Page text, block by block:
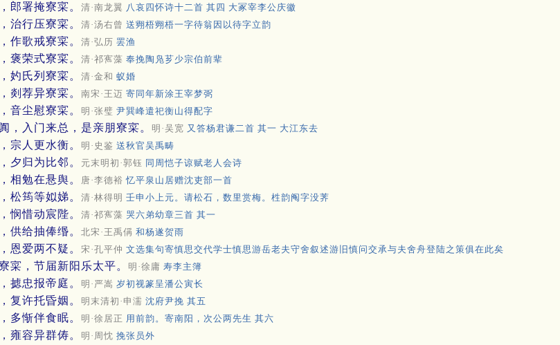
郎署掩寮寀。 清·南龙翼 八哀四怀诗十二首 其四 大冢宰李公庆徽
治行压寮寀。 清·汤右曾 送翙梧翙梧一字待翁因以待字立韵
作歌戒寮寀。 清·弘历 罢渔
褒荣式寮寀。 清·祁寯藻 奉挽陶凫芗少宗伯前辈
妁氏列寮寀。 清·金和 蚁婚
剡荐异寮寀。 南宋·王迈 寄同年新涂王宰梦弼
音尘慰寮寀。 明·张璧 尹巽峰遣祀衡山得配字
，入门来总，是亲朋寮寀。 明·吴宽 又答杨君谦二首 其一 大江东去
宗人更水衡。 明·史鉴 送秋官吴禹畴
夕归为比邻。 元末明初·郭钰 同周恺子谅赋老人会诗
相勉在悬舆。 唐·李德裕忆平泉山居赠沈吏部一首
松筠等姒娣。 清·林得明 壬申小上元。请松石，数里赏梅。栍韵阄字没荠
悯惜动宸陛。 清·祁寯藻 哭六弟幼章三首 其一
供给抽俸缗。 北宋·王禹偁 和杨遂贺雨
恩爱两不疑。 宋·孔平仲 文选集句寄慎思交代学士慎思游岳老夫守舍叙述游旧慎问交承与夫舍舟登陆之策俱在此矣
寀，节届新阳乐太平。 明·徐庸 寿李主簿
摅忠报帝庭。 明·严嵩 岁初视篆呈潘公寅长
复许托昏姻。 明末清初·申濡 沈府尹挽 其五
多惭伴食眠。 明·徐居正 用前韵。寄南阳，次公两先生 其六
雍容异群俦。 明·周忱 挽张员外